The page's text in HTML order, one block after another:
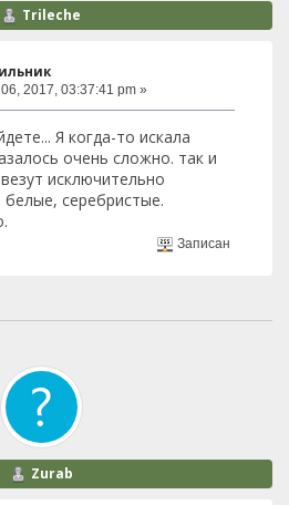
Trileche
2017, 03:37:41 pm »
Я когда-то искала
очень сложно. так и
исключительно
серебристые.
Записан
Zurab